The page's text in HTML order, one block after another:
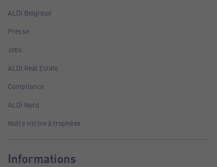
ALDI Belgique
Presse
Jobs
ALDI Real Estate
Compliance
ALDI Nord
Notre vitrine à trophées
Informations